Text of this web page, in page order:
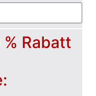
Rabatt